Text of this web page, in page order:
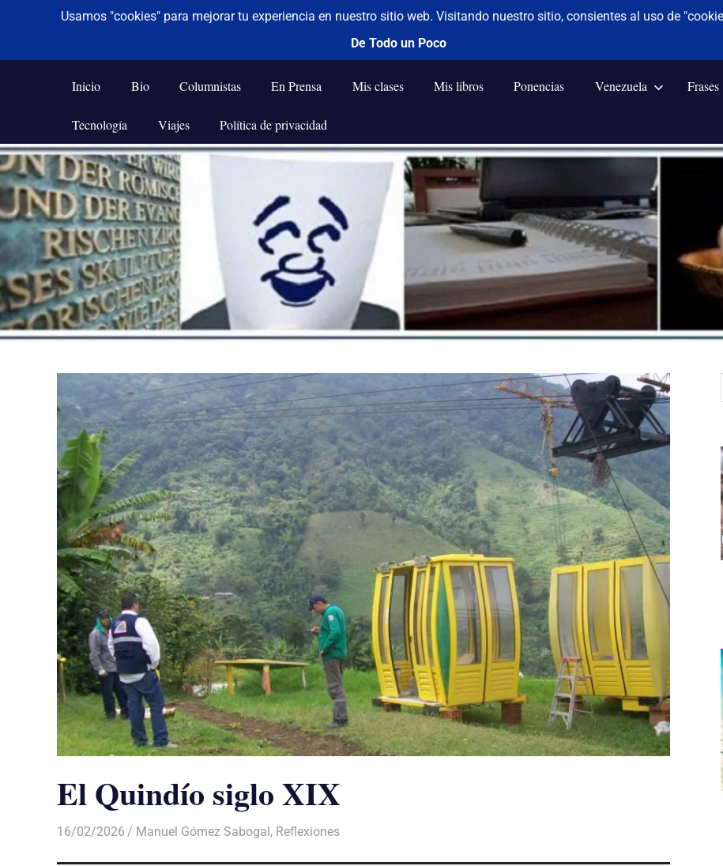
Saltar
al
contenido
De todo un poco
Frases,
Humor,
Tecnología
y
Viajes
Inicio Bio Columnistas En Prensa Mis clases Mis libros Ponencias Venezuela Frases
Tecnología Viajes Política de privacidad
El Quindío siglo XIX
16/02/2026 De todo un Poco
Manuel Gómez Sabogal, Reflexiones